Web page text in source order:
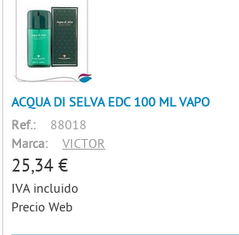
ACQUA DI SELVA EDC 100 ML VAPO
Ref.:
88018
Marca:
VICTOR
25,34 €
IVA incluido
Precio Web